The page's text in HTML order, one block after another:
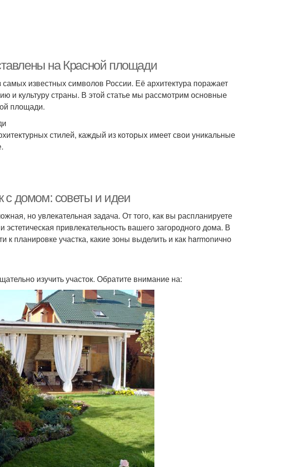
на Красной площади
известных символов России. Её архитектура поражает
и культуру страны. В этой статье мы рассмотрим основные
площади.
стилей, каждый из которых имеет свои уникальные
с домом: советы и идеи
но увлекательная задача. От того, как вы распланируете
привлекательность вашего загородного дома. В
к планировке участка, какие зоны выделить и как harmonично
изучить участок. Обратите внимание на: